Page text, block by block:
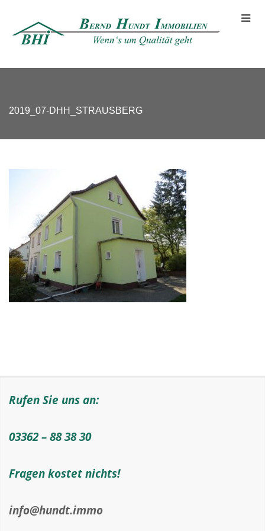
2019_07-DHH_STRAUSBERG
Rufen Sie uns an:
03362 – 88 38 30
Fragen kostet nichts!
info@hundt.immo